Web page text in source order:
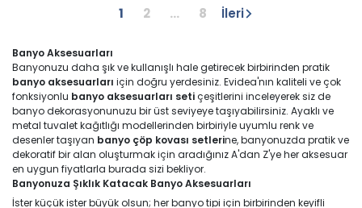
1 2 ... 8 İleri
Banyo Aksesuarları
Banyonuzu daha şık ve kullanışlı hale getirecek birbirinden pratik
banyo aksesuarları için doğru yerdesiniz. Evidea'nın kaliteli ve çok
fonksiyonlu banyo aksesuarları setiçeşitlerini inceleyerek siz de
banyo dekorasyonunuzu bir üst seviyeye taşıyabilirsiniz. Ayaklı ve
metal tuvalet kağıtlığı modellerinden birbiriyle uyumlu renk ve
desenler taşıyan banyo çöp kovası setlerine, banyonuzda pratik ve
dekoratif bir alan oluşturmak için aradığınız A'dan Z'ye her aksesuar
en uygun fiyatlarla burada sizi bekliyor.
Banyonuza Şıklık Katacak Banyo Aksesuarları
İster küçük ister büyük olsun; her banyo tipi için birbirinden keyifli